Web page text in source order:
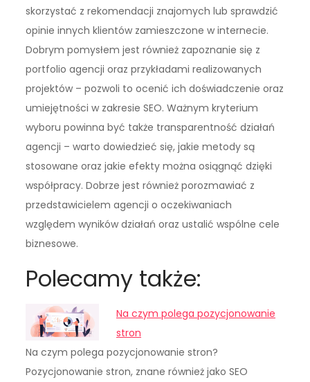
skorzystać z rekomendacji znajomych lub sprawdzić
opinie innych klientów zamieszczone w internecie.
Dobrym pomysłem jest również zapoznanie się z
portfolio agencji oraz przykładami realizowanych
projektów – pozwoli to ocenić ich doświadczenie oraz
umiejętności w zakresie SEO. Ważnym kryterium
wyboru powinna być także transparentność działań
agencji – warto dowiedzieć się, jakie metody są
stosowane oraz jakie efekty można osiągnąć dzięki
współpracy. Dobrze jest również porozmawiać z
przedstawicielem agencji o oczekiwaniach
względem wyników działań oraz ustalić wspólne cele
biznesowe.
Polecamy także:
Na czym polega pozycjonowanie
stron
Na czym polega pozycjonowanie stron?
Pozycjonowanie stron, znane również jako SEO